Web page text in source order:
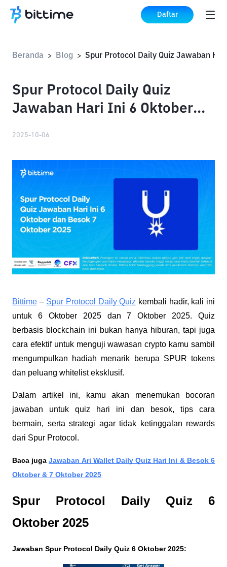
Daftar
Beranda > Blog >
Spur Protocol Daily Quiz
Jawaban Hari Ini 6 Oktober
2025-10-06
Bittime – Spur Protocol Daily Quiz kembali hadir, kali ini
untuk 6 Oktober 2025 dan 7 Oktober 2025. Quiz
berbasis blockchain ini bukan hanya hiburan, tapi juga
cara efektif untuk menguji wawasan crypto kamu sambil
mengumpulkan hadiah menarik berupa SPUR tokens
dan peluang whitelist eksklusif.
Dalam artikel ini, kamu akan menemukan bocoran
jawaban untuk quiz hari ini dan besok, tips cara
bermain, serta strategi agar tidak ketinggalan rewards
dari Spur Protocol.
Baca jugaJawaban Ari Wallet Daily Quiz Hari Ini & Besok 6
Oktober & 7 Oktober 2025
Spur Protocol Daily Quiz 6
Oktober 2025
Jawaban Spur Protocol Daily Quiz 6 Oktober 2025: